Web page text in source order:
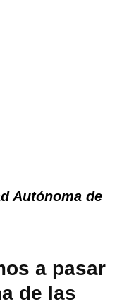
Autónoma de
a pasar
de las